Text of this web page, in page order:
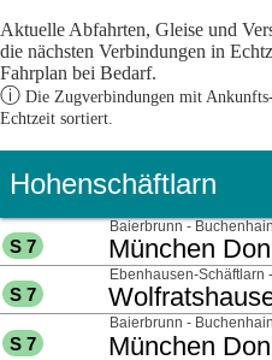
Aktuelle Abfahrten, Gleise und
die nächsten Verbindungen in
Fahrplan bei Bedarf.
ⓘ Die Zugverbindungen mit
Echtzeit sortiert.